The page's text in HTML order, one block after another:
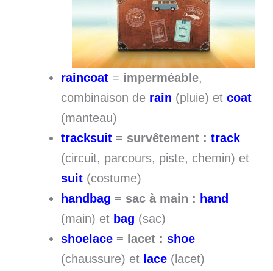
raincoat = imperméable,
combinaison de rain (pluie) et coat
(manteau)
tracksuit = survêtement : track
(circuit, parcours, piste, chemin) et
suit (costume)
handbag = sac à main : hand
(main) et bag (sac)
shoelace = lacet : shoe
(chaussure) et lace (lacet)